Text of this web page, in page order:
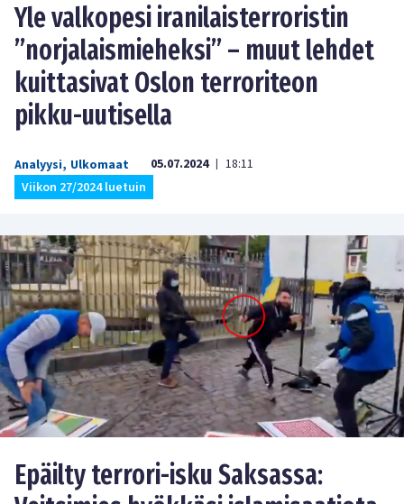
Yle valkopesi iranilaisterroristin
”norjalaismieheksi” – muut lehdet
kuittasivat Oslon terroriteon
pikku-uutisella
Analyysi, Ulkomaat 05.07.2024 | 18:11
Viikon 27/2024 luetuin
Epäilty terrori-isku Saksassa: